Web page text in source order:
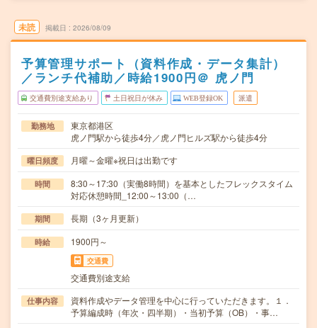
未読 掲載日 2026/08/09
予算管理サポート（資料作成・データ集計）
／ランチ代補助／時給1900円＠ 虎ノ門
交通費別途支給あり 土日祝日が休み WEB登録OK 派遣
勤務地
東京都港区
虎ノ門駅から徒歩4分／虎ノ門ヒルズ駅から徒歩4分
曜日頻度 月曜～金曜※祝日は出勤です
時間
8:30～17:30（実働8時間）を基本としたフレックスタイム
対応休憩時間_12:00～13:00（…
期間 長期（3ヶ月更新）
時給 1900円～
交通費
交通費別途支給
仕事内容
資料作成やデータ管理を中心に行っていただきます。１．
予算編成時（年次・四半期）・当初予算（OB）・事…